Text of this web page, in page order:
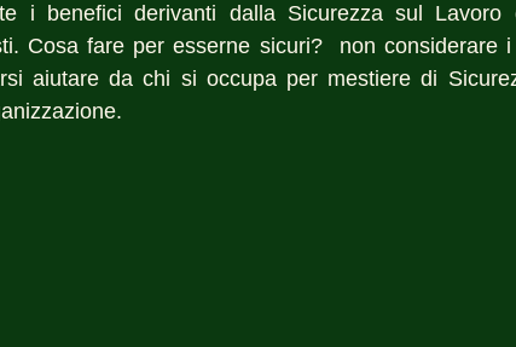
i benefici derivanti dalla Sicurezza sul Lavoro
Cosa fare per esserne sicuri?  non considerare
aiutare da chi si occupa per mestiere di